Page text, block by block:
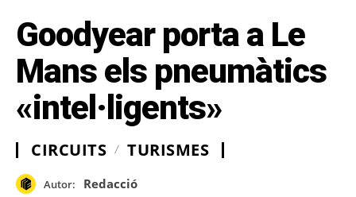
Goodyear porta a Le
Mans els pneumàtics
«intel·ligents»
CIRCUITS TURISMES
Autor: Redacció